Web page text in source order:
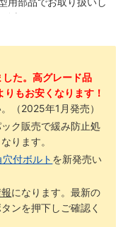
売になりました。
ん。
た。高グレード品
りもお安くなります！
（2025年1月発売）
ク販売で緩み防止処
ります。
付ボルト を新発売い
になります。最新の
ンを押下しご確認く